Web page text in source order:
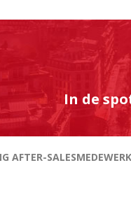
In de
AFTER-